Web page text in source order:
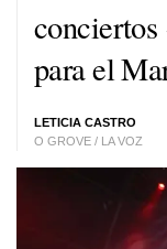
para el
LETICIA CASTRO
O GROVE / LA VOZ